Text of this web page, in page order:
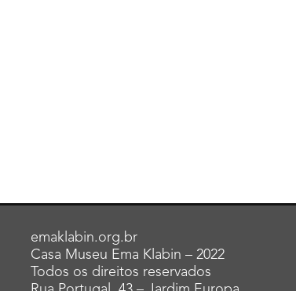
emaklabin.org.br
Casa Museu Ema Klabin – 2022
Todos os direitos reservados